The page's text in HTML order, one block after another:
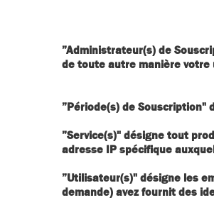
”Administrateur(s) de
de toute autre manière votre
”Période(s) de Souscription"
”Service(s)" désigne tout
adresse IP spécifique
”Utilisateur(s)" désigne les
demande) avez fournit des